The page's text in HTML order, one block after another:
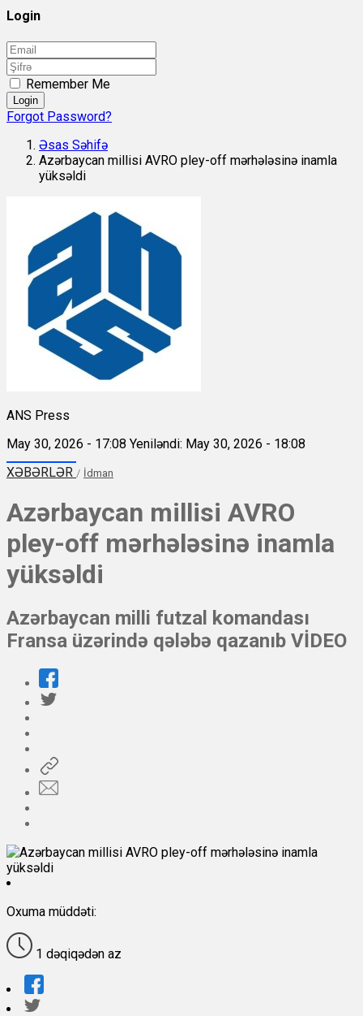
Login
Remember Me
Login
Forgot Password?
Əsas Səhifə
Azərbaycan millisi AVRO pley-off mərhələsinə inamla
yüksəldi
ANS Press
May 30, 2026 - 17:08 Yeniləndi: May 30, 2026 - 18:08
XƏBƏRLƏR / İdman
Azərbaycan millisi AVRO
pley-off mərhələsinə inamla
yüksəldi
Azərbaycan milli futzal komandası
Fransa üzərində qələbə qazanıb VİDEO
Oxuma müddəti:
1 dəqiqədən az